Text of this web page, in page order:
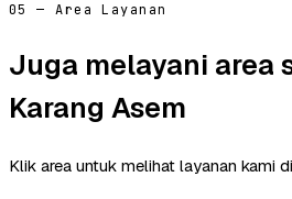
05 — Area Layanan
Juga melayani area
Karang Asem
Klik area untuk melihat layanan kami